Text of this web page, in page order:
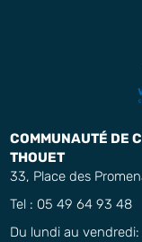
COMMUNAUTÉ DE
THOUET
33, Place des
Tel : 05 49 64 93 48
Du lundi au